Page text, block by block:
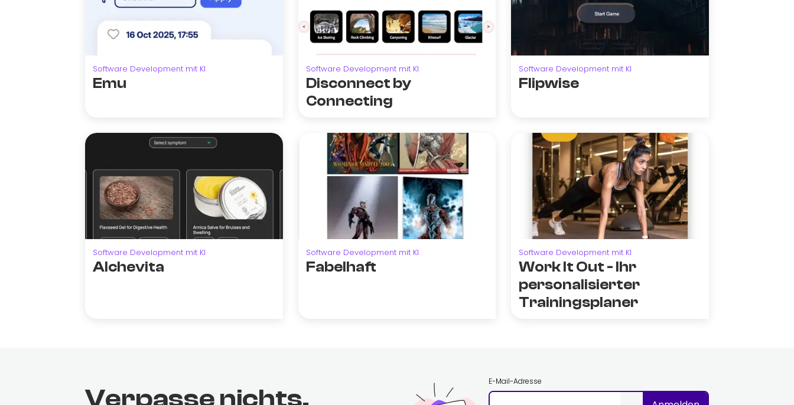
Software Development mit KI
Emu
Software Development mit KI
Disconnect by
Connecting
Software Development mit KI
Flipwise
Software Development mit KI
Alchevita
Software Development mit KI
Fabelhaft
Software Development mit KI
Work It Out - Ihr
personalisierter
Trainingsplaner
E-Mail-Adresse